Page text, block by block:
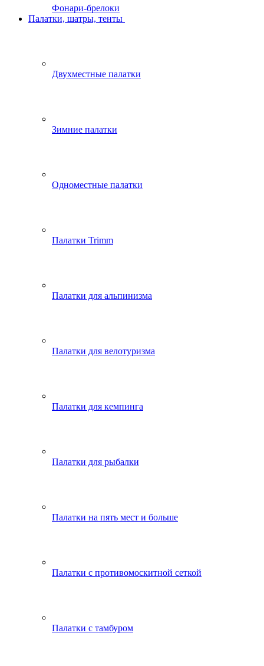
Фонари-брелоки
Палатки, шатры, тенты
Двухместные палатки
Зимние палатки
Одноместные палатки
Палатки Trimm
Палатки для альпинизма
Палатки для велотуризма
Палатки для кемпинга
Палатки для рыбалки
Палатки на пять мест и больше
Палатки с противомоскитной сеткой
Палатки с тамбуром